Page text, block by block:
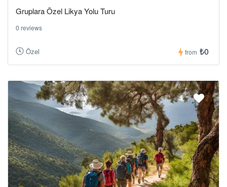
Gruplara Özel Likya Yolu Turu
0 reviews
Özel from ₺0